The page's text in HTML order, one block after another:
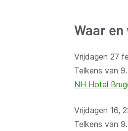
Waar
Vrijdagen 27
Telkens van
NH Hotel
Vrijdagen 16,
Telkens van